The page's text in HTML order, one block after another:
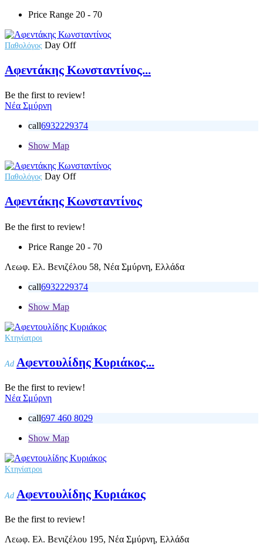
Price Range 20 - 70
Παθολόγος Day Off
Αφεντάκης Κωνσταντίνος...
Be the first to review!
Νέα Σμύρνη
call6932229374
Show Map
Παθολόγος Day Off
Αφεντάκης Κωνσταντίνος
Be the first to review!
Price Range 20 - 70
Λεωφ. Ελ. Βενιζέλου 58, Νέα Σμύρνη, Ελλάδα
call6932229374
Show Map
Κτηνίατροι
Ad Αφεντουλίδης Κυριάκος...
Be the first to review!
Νέα Σμύρνη
call697 460 8029
Show Map
Κτηνίατροι
Ad Αφεντουλίδης Κυριάκος
Be the first to review!
Λεωφ. Ελ. Βενιζέλου 195, Νέα Σμύρνη, Ελλάδα